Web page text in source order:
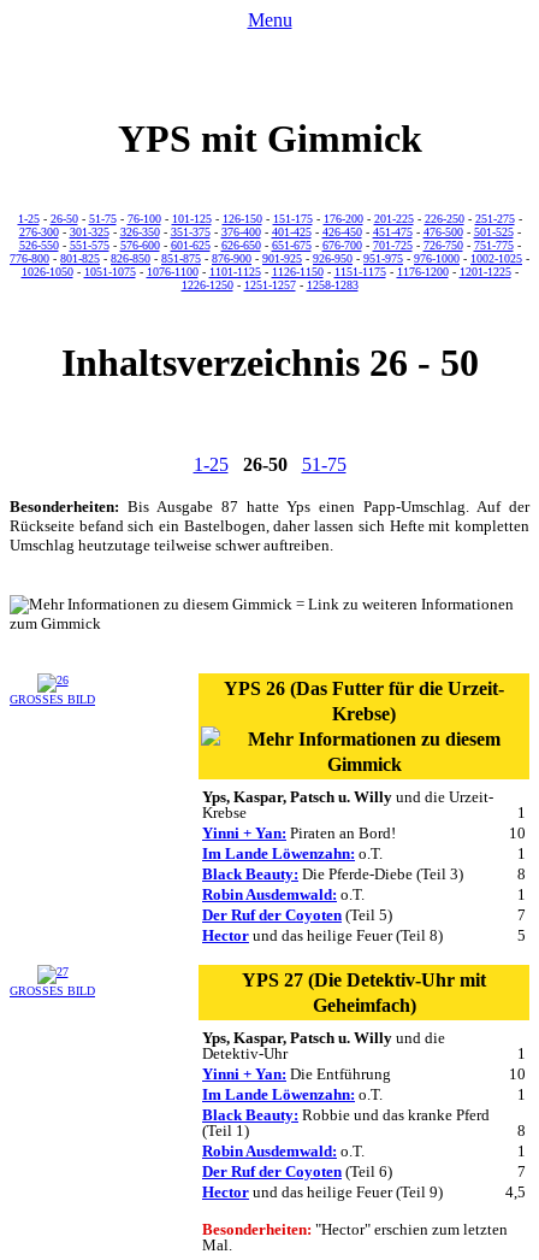
Menu
YPS mit Gimmick
1-25- 26-50- 51-75- 76-100- 101-125- 126-150- 151-175- 176-200- 201-225- 226-250- 251-275-
276-300- 301-325- 326-350- 351-375- 376-400- 401-425- 426-450- 451-475- 476-500- 501-525-
526-550- 551-575- 576-600- 601-625- 626-650- 651-675- 676-700- 701-725- 726-750- 751-775-
776-800 - 801-825 - 826-850 - 851-875 - 876-900 - 901-925 - 926-950 - 951-975 - 976-1000 - 1002-1025 -
1026-1050- 1051-1075- 1076-1100- 1101-1125- 1126-1150- 1151-1175- 1176-1200- 1201-1225-
1226-1250- 1251-1257- 1258-1283
Inhaltsverzeichnis 26 - 50
1-25 26-50 51-75
Besonderheiten: Bis Ausgabe 87 hatte Yps einen Papp-Umschlag. Auf der
Rückseite befand sich ein Bastelbogen, daher lassen sich Hefte mit kompletten
Umschlag heutzutage teilweise schwer auftreiben.
= Link zu weiteren Informationen
zum Gimmick
GROSSES BILD
YPS 26 (Das Futter für die Urzeit-
Krebse)
Yps, Kaspar, Patsch u. Willy und die Urzeit-
Krebse
1
Yinni + Yan: Piraten an Bord!
10
Im Lande Löwenzahn: o.T.
1
Black Beauty: Die Pferde-Diebe (Teil 3)
8
Robin Ausdemwald: o.T.
1
Der Ruf der Coyoten (Teil 5)
7
Hector und das heilige Feuer (Teil 8) 5
GROSSES BILD
YPS 27 (Die Detektiv-Uhr mit
Geheimfach)
Yps, Kaspar, Patsch u. Willy und die
Detektiv-Uhr
1
Yinni + Yan: Die Entführung
10
Im Lande Löwenzahn: o.T.
1
Black Beauty: Robbie und das kranke Pferd
(Teil 1)
8
Robin Ausdemwald: o.T.
1
Der Ruf der Coyoten (Teil 6)
7
Hector und das heilige Feuer (Teil 9) 4,5
Besonderheiten: "Hector" erschien zum letzten
Mal.